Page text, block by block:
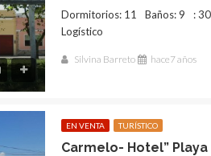
Dormitorios: 11 Baños: 9
:
Logístico
Silvina Barreto hace7 años
EN VENTA TURÍSTICO
Carmelo- Hotel” Playa